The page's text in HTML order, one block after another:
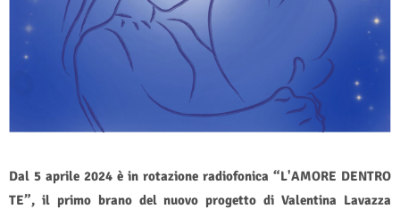
Dal 5 aprile 2024 è in rotazione radiofonica “L'AMORE DENTRO
TE”, il primo brano del nuovo progetto di Valentina Lavazza